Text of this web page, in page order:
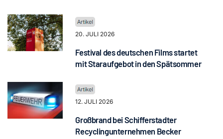
20. JULI 2026
Festival des deutschen Films startet
mit Staraufgebot in den Spätsommer
12. JULI 2026
Großbrand bei Schifferstadter
Recyclingunternehmen Becker